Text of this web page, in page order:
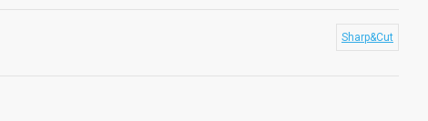
Sharp&Cut